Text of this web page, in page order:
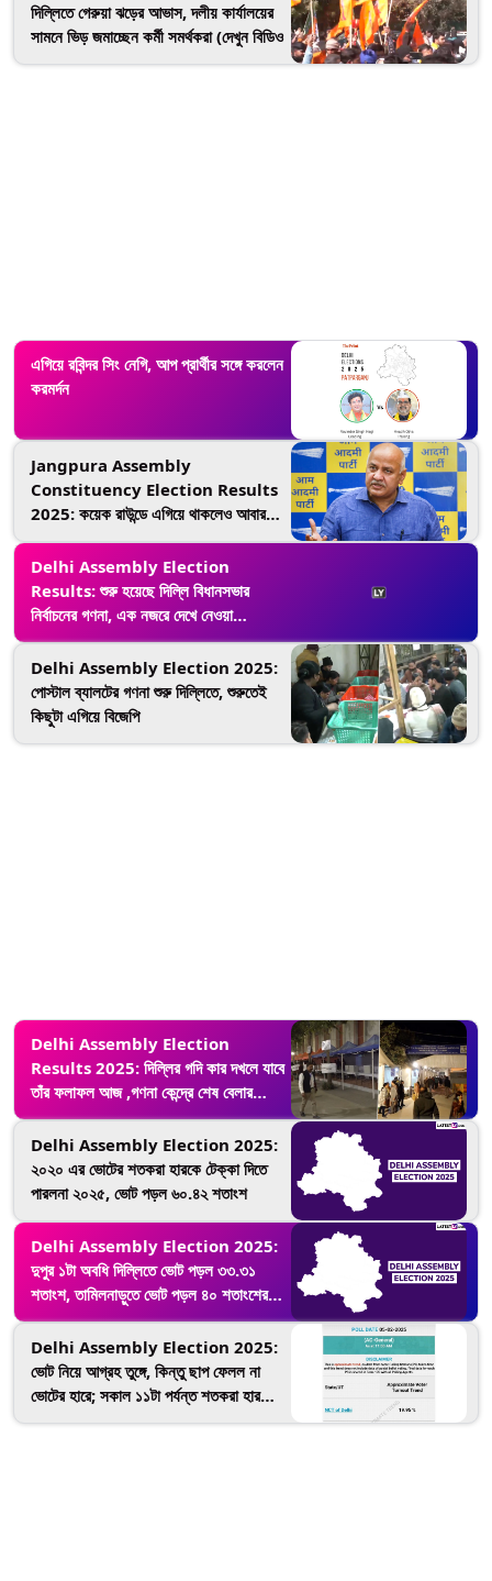
দিল্লিতে গেরুয়া ঝড়ের আভাস, দলীয় কার্যালয়ের
সামনে ভিড় জমাচ্ছেন কর্মী সমর্থকরা (দেখুন বিডিও
এগিয়ে রবিন্দর সিং নেগি, আপ প্রার্থীর সঙ্গে করলেন
করমর্দন
Jangpura Assembly
Constituency Election Results
2025: কয়েক রাউন্ডে এগিয়ে থাকলেও আবারও
পিছিয়ে গেলেন আপ প্রার্থী মনীশ সিসোদিয়া
Delhi Assembly Election
Results: শুরু হয়েছে দিল্লি বিধানসভার
নির্বাচনের গণনা, এক নজরে দেখে নেওয়া
হেভিওয়াট কেন্দ্রগুলি
Delhi Assembly Election 2025:
পোস্টাল ব্যালটের গণনা শুরু দিল্লিতে, শুরুতেই
কিছুটা এগিয়ে বিজেপি
Delhi Assembly Election
Results 2025: দিল্লির গদি কার দখলে যাবে
তাঁর ফলাফল আজ ,গণনা কেন্দ্রে শেষ বেলার
প্রস্তুতি তুঙ্গে (দেখুন ভিডিও)
Delhi Assembly Election 2025:
২০২০ এর ভোটের শতকরা হারকে টেক্কা দিতে
পারলনা ২০২৫, ভোট পড়ল ৬০.৪২ শতাংশ
Delhi Assembly Election 2025:
দুপুর ১টা অবধি দিল্লিতে ভোট পড়ল ৩৩.৩১
শতাংশ, তামিলনাড়ুতে ভোট পড়ল ৪০ শতাংশের
ওপরে
Delhi Assembly Election 2025:
ভোট নিয়ে আগ্রহ তুঙ্গে, কিন্তু ছাপ ফেলল না
ভোটের হারে; সকাল ১১টা পর্যন্ত শতকরা হার